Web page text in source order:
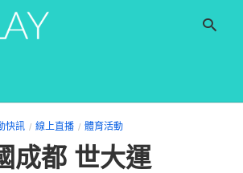
快訊 線上直播 體育活動
成都 世大運